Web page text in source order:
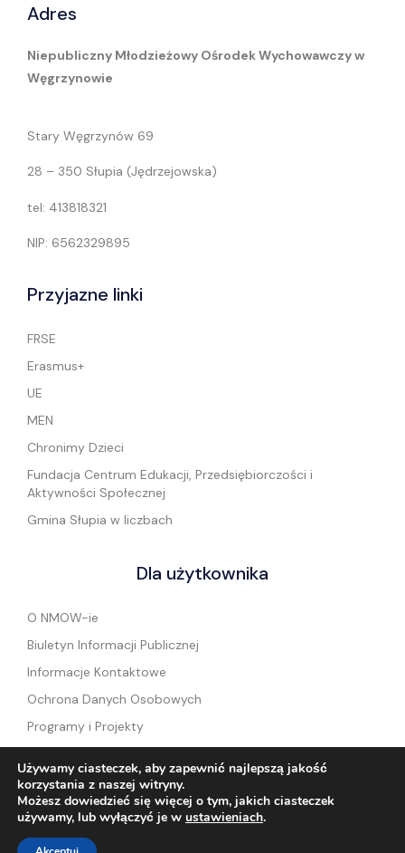
Adres
Niepubliczny Młodzieżowy Ośrodek Wychowawczy w
Węgrzynowie
Stary Węgrzynów 69
28 – 350 Słupia (Jędrzejowska)
tel: 413818321
NIP: 6562329895
Przyjazne linki
FRSE
Erasmus+
UE
MEN
Chronimy Dzieci
Fundacja Centrum Edukacji, Przedsiębiorczości i
Aktywności Społecznej
Gmina Słupia w liczbach
Dla użytkownika
O NMOW-ie
Biuletyn Informacji Publicznej
Informacje Kontaktowe
Ochrona Danych Osobowych
Programy i Projekty
Copyright © 2024 Niepubliczny Mlodziezowy
Używamy ciasteczek, aby zapewnić najlepszą jakość
korzystania z naszej witryny.
Możesz dowiedzieć się więcej o tym, jakich ciasteczek
używamy, lub wyłączyć je w ustawieniach.